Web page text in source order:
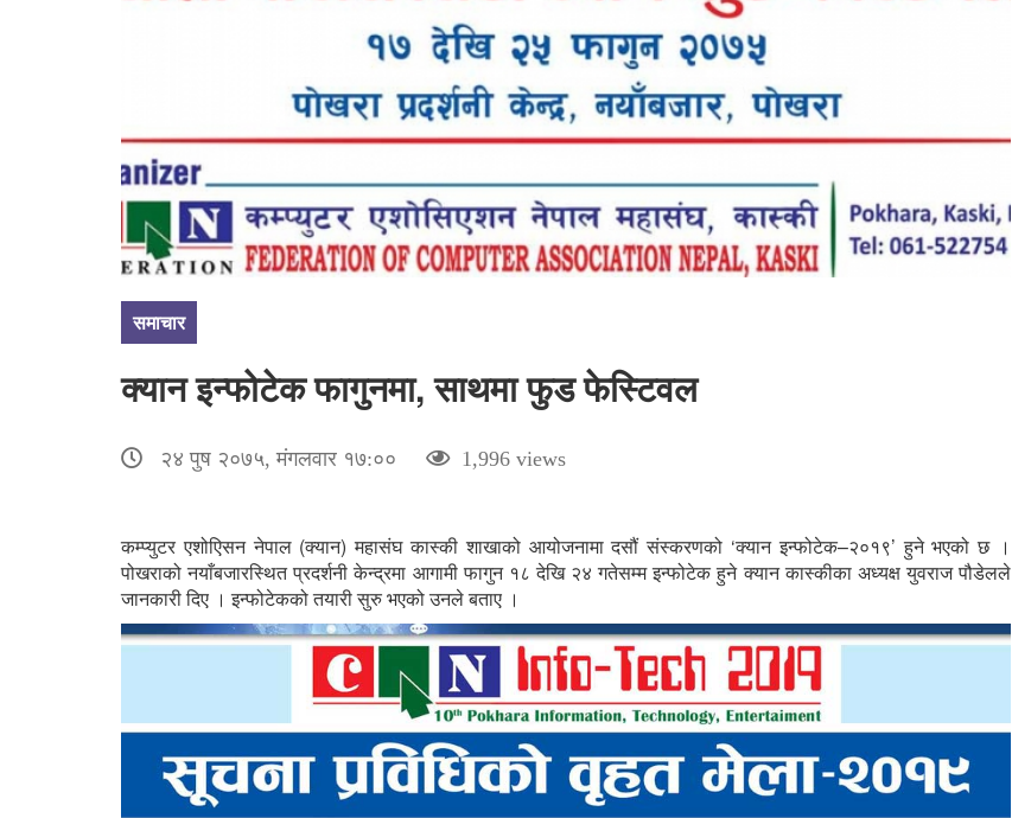
समाचार
क्यान इन्फोटेक फागुनमा, साथमा फुड फेस्टिवल
२४ पुष २०७५, मंगलवार १७:०० 1,996 views
कम्प्युटर एशोएिसन नेपाल (क्यान) महासंघ कास्की शाखाको आयोजनामा दसौं संस्करणको ‘क्यान इन्फोटेक–२०१९’ हुने भएको छ ।
पोखराको नयाँबजारस्थित प्रदर्शनी केन्द्रमा आगामी फागुन १८ देखि २४ गतेसम्म इन्फोटेक हुने क्यान कास्कीका अध्यक्ष युवराज पौडेलले
जानकारी दिए । इन्फोटेकको तयारी सुरु भएको उनले बताए ।